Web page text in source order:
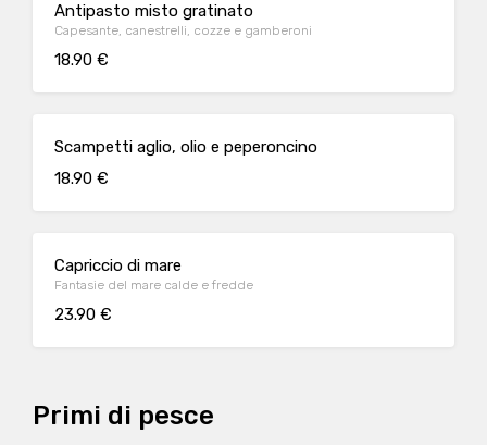
Antipasto misto gratinato
Capesante, canestrelli, cozze e gamberoni
18.90 €
Scampetti aglio, olio e peperoncino
18.90 €
Capriccio di mare
Fantasie del mare calde e fredde
23.90 €
Primi di pesce